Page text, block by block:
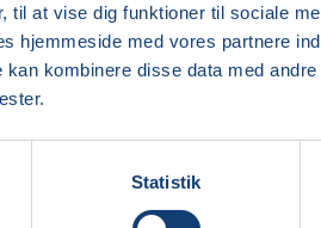
at vise dig funktioner til sociale
hjemmeside med vores partnere
kombinere disse data med
Statistik
det er at skabe dit helt
verden - enten realistisk eller
det abstrakte maleri, arbejder vi